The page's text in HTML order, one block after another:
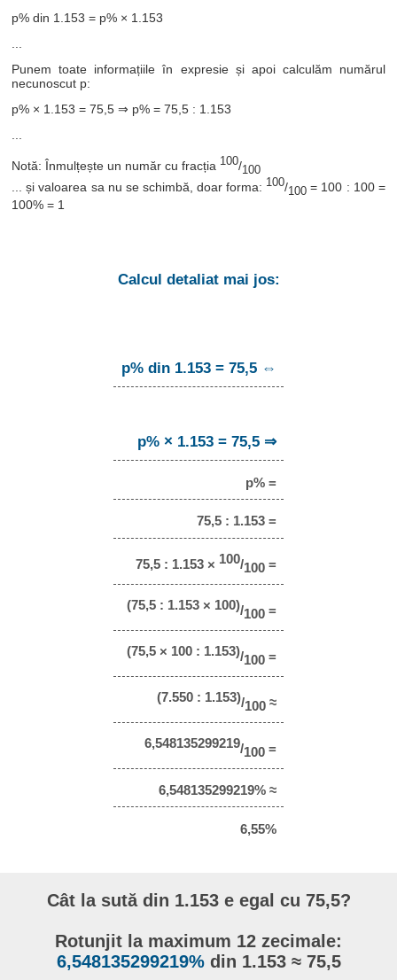
p% din 1.153 = p% × 1.153
Punem toate informațiile în expresie și apoi calculăm numărul
necunoscut p:
p% × 1.153 = 75,5 ⇒ p% = 75,5 : 1.153
...
Notă: Înmulțește un număr cu fracția 100/100
... și valoarea sa nu se schimbă, doar forma: 100/100 = 100 : 100 =
100% = 1
Calcul detaliat mai jos:
p% din 1.153 = 75,5 ⇔
p% × 1.153 = 75,5 ⇒
p% =
75,5 : 1.153 =
75,5 : 1.153 × 100/100 =
(75,5 : 1.153 × 100)/100 =
(75,5 × 100 : 1.153)/100 =
(7.550 : 1.153)/100 ≈
6,548135299219/100 =
6,548135299219% ≈
6,55%
Cât la sută din 1.153 e egal cu 75,5?
Rotunjit la maximum 12 zecimale:
6,548135299219%din 1.153 ≈ 75,5